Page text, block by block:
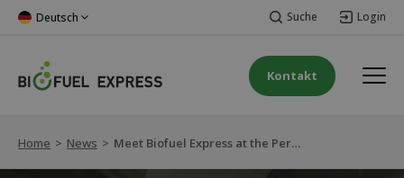
Deutsch Suche Login
Kontakt
Home > News > Meet Biofuel Express at the Persontrafik fair